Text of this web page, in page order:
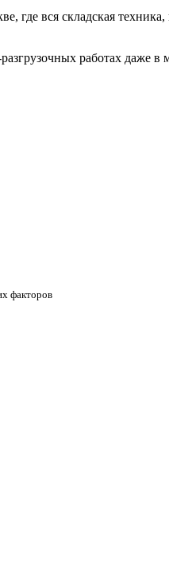
вся складская
работах даже
факторов